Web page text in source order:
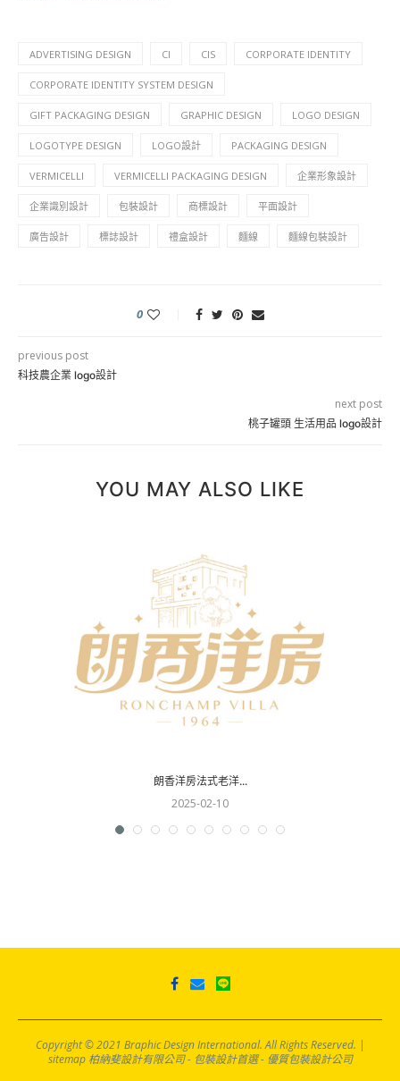
ADVERTISING DESIGN CI CIS CORPORATE IDENTITY
CORPORATE IDENTITY SYSTEM DESIGN
GIFT PACKAGING DESIGN GRAPHIC DESIGN LOGO DESIGN
LOGOTYPE DESIGN LOGO設計 PACKAGING DESIGN
VERMICELLI VERMICELLI PACKAGING DESIGN 企業形象設計
企業識別設計 包裝設計 商標設計 平面設計
廣告設計 標誌設計 禮盒設計 麵線 麵線包裝設計
0
previous post
科技農企業 logo設計
next post
桃子罐頭 生活用品 logo設計
YOU MAY ALSO LIKE
朗香洋房法式老洋...
2025-02-10
Copyright © 2021 Braphic Design International. All Rights Reserved. |
sitemap柏納斐設計有限公司 - 包裝設計首選 - 優質包裝設計公司